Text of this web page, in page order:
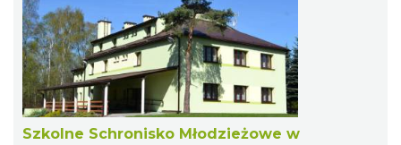
Szkolne Schronisko Młodzieżowe w